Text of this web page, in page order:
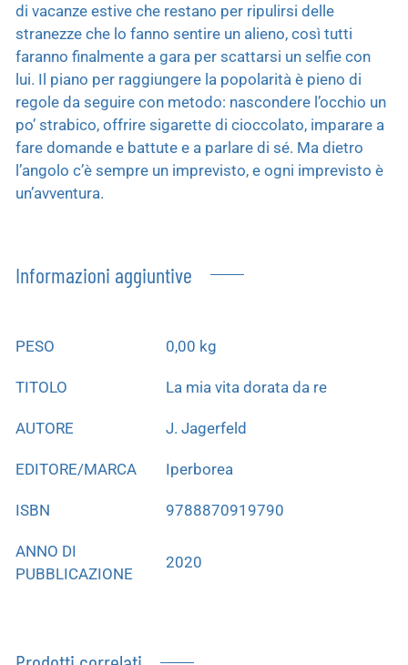
di vacanze estive che restano per ripulirsi delle
stranezze che lo fanno sentire un alieno, così tutti
faranno finalmente a gara per scattarsi un selfie con
lui. Il piano per raggiungere la popolarità è pieno di
regole da seguire con metodo: nascondere l’occhio un
po’ strabico, offrire sigarette di cioccolato, imparare a
fare domande e battute e a parlare di sé. Ma dietro
l’angolo c’è sempre un imprevisto, e ogni imprevisto è
un’avventura.
Informazioni aggiuntive
PESO 0,00 kg
TITOLO La mia vita dorata da re
AUTORE J. Jagerfeld
EDITORE/MARCA Iperborea
ISBN 9788870919790
ANNO DI
PUBBLICAZIONE
2020